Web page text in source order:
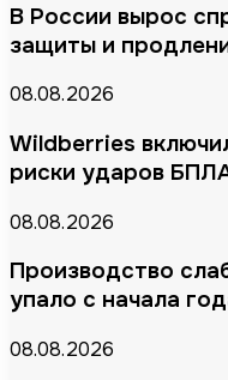
В России вырос
защиты и
08.08.2026
Wildberries
риски ударов
08.08.2026
Производство
упало с начала
08.08.2026